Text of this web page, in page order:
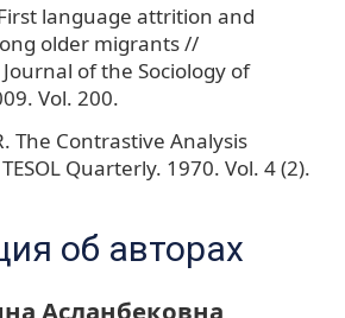
language attrition and
older migrants //
of the Sociology of
Vol. 200.
The Contrastive Analysis
Quarterly. 1970. Vol. 4 (2).
об авторах